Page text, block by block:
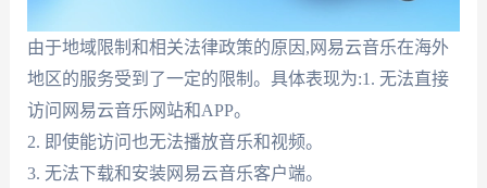
由于地域限制和相关法律政策的原因,网易云音乐在海外
地区的服务受到了一定的限制。具体表现为:1. 无法直接
访问网易云音乐网站和APP。
2. 即使能访问也无法播放音乐和视频。
3. 无法下载和安装网易云音乐客户端。